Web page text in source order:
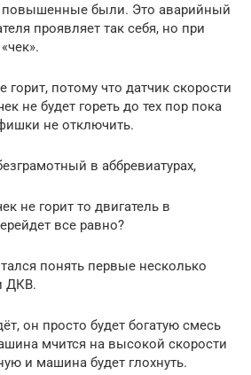
были. Это аварийный
проявляет так себя, но при
горит, потому что датчик скорости
не будет гореть до тех пор пока
не отключить.
в аббревиатурах,
не горит то двигатель в
все равно?
понять первые несколько
ДКВ.
он просто будет богатую смесь
мчится на высокой скорости
и машина будет глохнуть.